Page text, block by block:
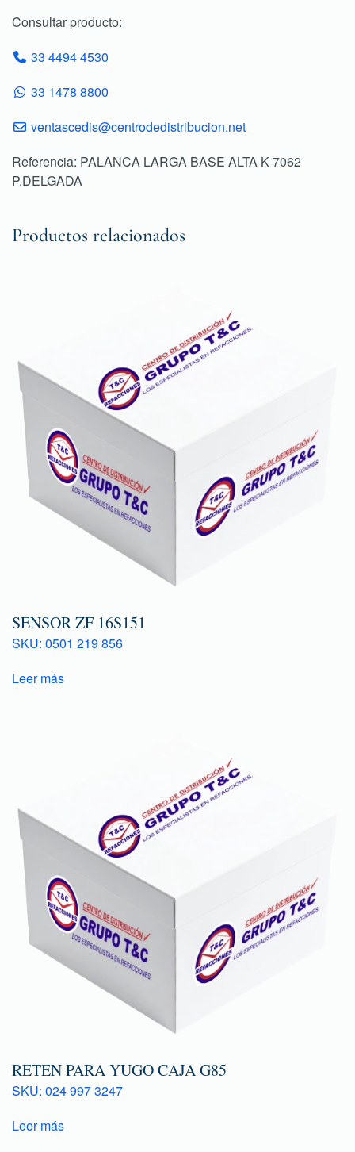
Consultar producto:
33 4494 4530
33 1478 8800
ventascedis@centrodedistribucion.net
Referencia: PALANCA LARGA BASE ALTA K 7062
P.DELGADA
Productos relacionados
SENSOR ZF 16S151
SKU: 0501 219 856
Leer más
RETEN PARA YUGO CAJA G85
SKU: 024 997 3247
Leer más